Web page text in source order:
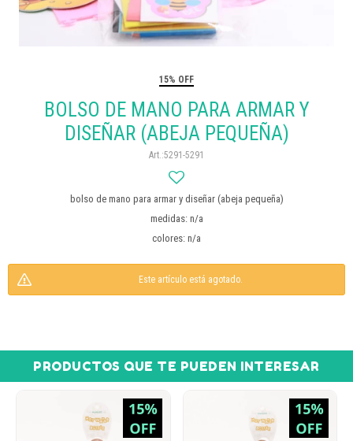
15% OFF
BOLSO DE MANO PARA ARMAR Y
DISEÑAR (ABEJA PEQUEÑA)
5291-5291
bolso de mano para armar y diseñar (abeja pequeña)
medidas: n/a
colores: n/a
Este artículo está agotado.
PRODUCTOS QUE TE PUEDEN INTERESAR